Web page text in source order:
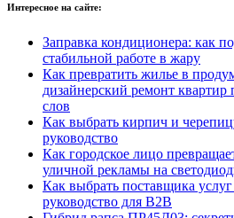
Интересное на сайте:
Заправка кондиционера: как
стабильной работе в жару
Как превратить жилье в
дизайнерский ремонт
слов
Как выбрать кирпич и
руководство
Как городское лицо
уличной рекламы на
Как выбрать поставщика
руководство для B2B